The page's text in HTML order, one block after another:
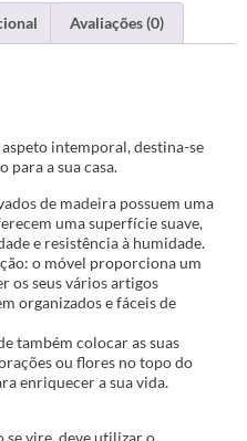
Avaliações (0)
intemporal, destina-se
para a sua casa.
de madeira possuem uma
uma superfície suave,
e resistência à humidade.
o móvel proporciona um
os seus vários artigos
organizados e fáceis de
também colocar as suas
ou flores no topo do
enriquecer a sua vida.